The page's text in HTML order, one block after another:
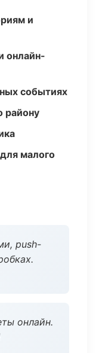
и
онлайн-
событиях
району
малого
push-
онлайн.